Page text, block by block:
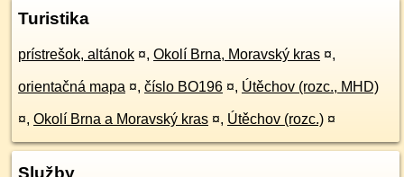
Turistika
prístrešok, altánok ¤, Okolí Brna, Moravský kras ¤,
orientačná mapa ¤, číslo BO196 ¤, Útěchov (rozc., MHD)
¤, Okolí Brna a Moravský kras ¤, Útěchov (rozc.) ¤
Služby